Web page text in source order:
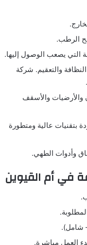
الرطب.
التي يصعب الوصول إليها.
والتعقيم. شركة
والأرضيات والأسقف
بتقنيات عالية ومتطورة
وأدوات الطهي.
في أم القيوين
شامل).
العمل مباشرة.